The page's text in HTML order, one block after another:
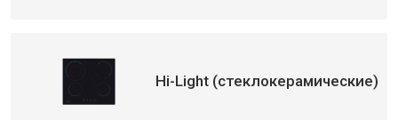
Hi-Light (стеклокерамические)